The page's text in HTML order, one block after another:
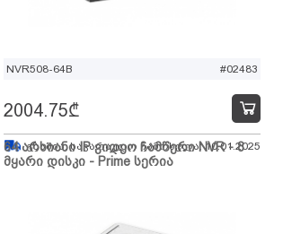
NVR508-64B #02483
64 არხიანი IP ვიდეო ჩამწერი NVR - 8
მყარი დისკი - Prime სერია
2004.75₾
გზაშია, სავარაუდო ჩამოსვლა: 10.01.2025